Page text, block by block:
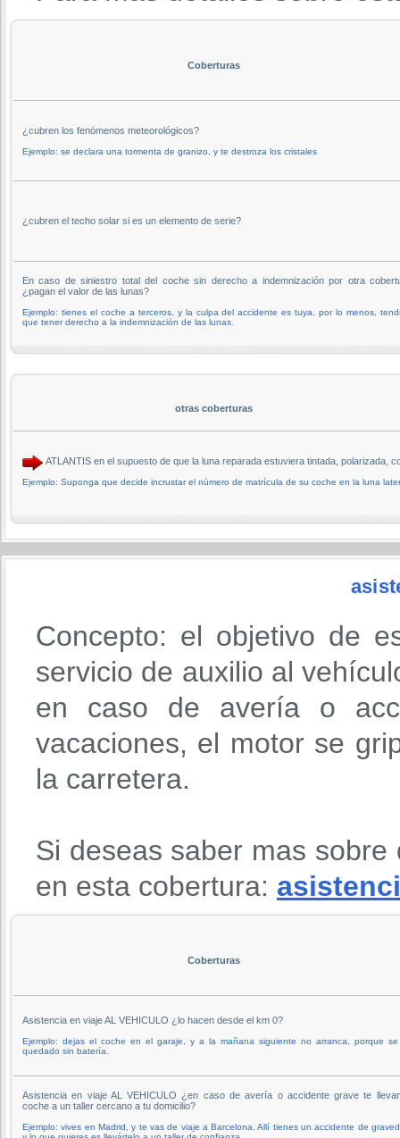
Coberturas
¿cubren los fenómenos meteorológicos?
Ejemplo: se declara una tormenta de granizo, y te destroza los cristales
¿cubren el techo solar si es un elemento de serie?
En caso de siniestro total del coche sin derecho a indemnización por otra
¿pagan el valor de las lunas?
Ejemplo: tienes el coche a terceros, y la culpa del accidente es tuya, por lo menos,
que tener derecho a la indemnización de las lunas.
otras coberturas
ATLANTIS en el supuesto de que la luna reparada estuviera tintada,
Ejemplo: Suponga que decide incrustar el número de matrícula de su coche en la luna
Concepto: el objetivo de
servicio de auxilio al
en caso de avería o
vacaciones, el motor se
la carretera.
Si deseas saber mas
en esta cobertura:
Coberturas
Asistencia en viaje AL VEHICULO ¿lo hacen desde el km 0?
Ejemplo: dejas el coche en el garaje, y a la mañana siguiente no arranca, porque
quedado sin batería.
Asistencia en viaje AL VEHICULO ¿en caso de avería o accidente grave te
coche a un taller cercano a tu domicilio?
Ejemplo: vives en Madrid, y te vas de viaje a Barcelona. Allí tienes un accidente de